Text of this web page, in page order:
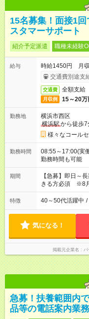
15名募集！面接1
スタマーサポート
紹介予定派遣 職種未経験
給与
時給1450円 月
交通費別途支
交通費 全額支給
月収例 15～20万
勤務地
横浜市西区
横浜駅から徒歩7
様々なコール
勤務時間
08:55～17:00(実
勤務時間も可能
期間
【急募】即日～
きる方必須 ※8
特徴 40～50代活躍中 /
気になる！
掲載元企業名 パ
急募！扶養範囲内
品等の電話案内業務